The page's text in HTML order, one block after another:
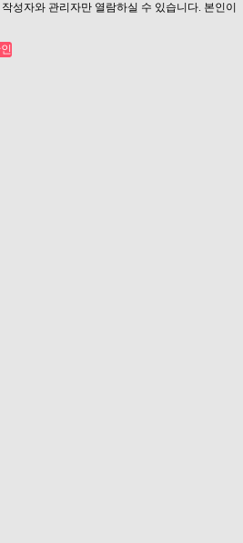
작성자와 관리자만 열람하실 수 있습니다. 본인이